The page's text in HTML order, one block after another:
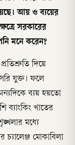
আয় ও ব্যয়ের
সরকারের
মনে করেন?
দিয়ে
যুক্ত। ফলে
ব্যয় হয়তো
ব্যাংকিং খাতের
মধ্যে
মোকাবিলা